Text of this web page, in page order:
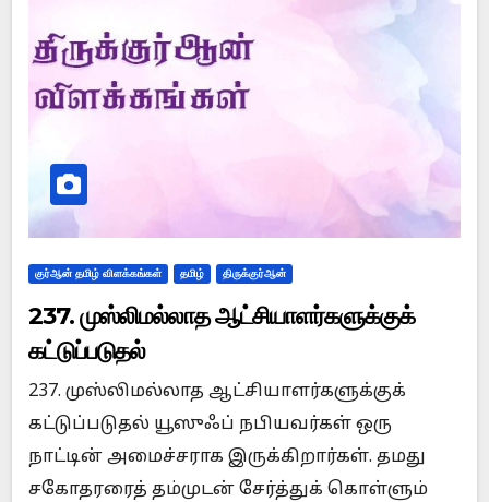
குர்ஆன் தமிழ் விளக்கங்கள் தமிழ் திருக்குர்ஆன்
237. முஸ்லிமல்லாத ஆட்சியாளர்களுக்குக்
கட்டுப்படுதல்
237. முஸ்லிமல்லாத ஆட்சியாளர்களுக்குக்
கட்டுப்படுதல் யூஸுஃப் நபியவர்கள் ஒரு
நாட்டின் அமைச்சராக இருக்கிறார்கள். தமது
சகோதரரைத் தம்முடன் சேர்த்துக் கொள்ளும்